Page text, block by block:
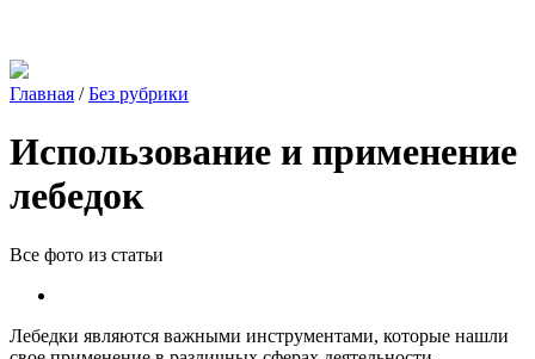
Главная /Без рубрики
Использование и применение
лебедок
Все фото из статьи
Лебедки являются важными инструментами, которые нашли